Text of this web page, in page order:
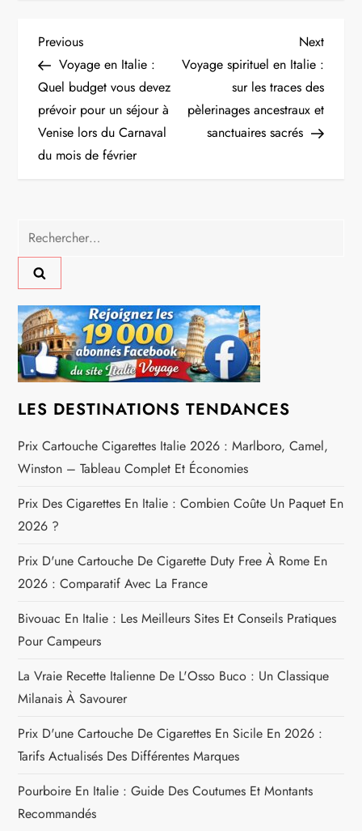
N
a
v
i
a
t
i
o
n
e
l
’
a
r
t
i
c
l
e
Previous
Post
Previous
Voyage en Italie :
Quel budget vous devez
prévoir pour un séjour à
Venise lors du Carnaval
du mois de février
Next
Post
Next
Voyage spirituel en Italie :
sur les traces des
pèlerinages ancestraux et
sanctuaires sacrés
Rechercher :
LES DESTINATIONS TENDANCES
Prix Cartouche Cigarettes Italie 2026 : Marlboro, Camel,
Winston – Tableau Complet Et Économies
Prix Des Cigarettes En Italie : Combien Coûte Un Paquet En
2026 ?
Prix D'une Cartouche De Cigarette Duty Free À Rome En
2026 : Comparatif Avec La France
Bivouac En Italie : Les Meilleurs Sites Et Conseils Pratiques
Pour Campeurs
La Vraie Recette Italienne De L'Osso Buco : Un Classique
Milanais À Savourer
Prix D'une Cartouche De Cigarettes En Sicile En 2026 :
Tarifs Actualisés Des Différentes Marques
Pourboire En Italie : Guide Des Coutumes Et Montants
Recommandés